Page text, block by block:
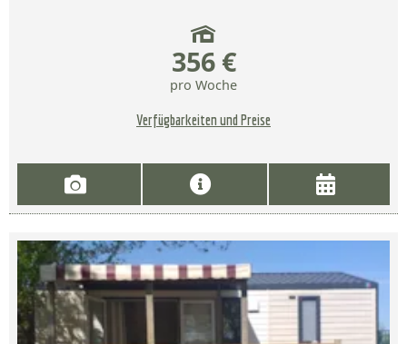
356 €
pro Woche
Verfügbarkeiten und Preise